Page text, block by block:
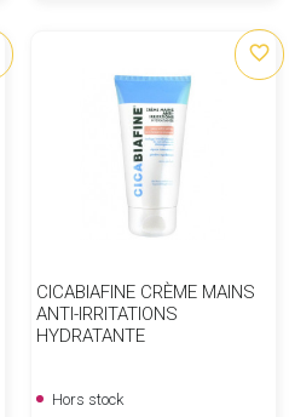
CICABIAFINE CRÈME MAINS
ANTI-IRRITATIONS
HYDRATANTE
favorite_border
Hors stock